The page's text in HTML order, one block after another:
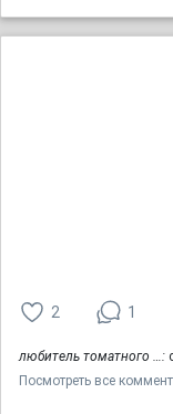
2 1
любитель томатного …:
Посмотреть все